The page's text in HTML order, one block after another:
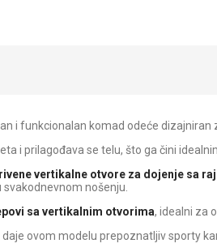
i funkcionalan komad odeće
i prilagođava se telu, što ga čini
vertikalne otvore za dojenje sa
nošenju.
sa vertikalnim otvorima, idealni za
ovom modelu prepoznatljiv sporty